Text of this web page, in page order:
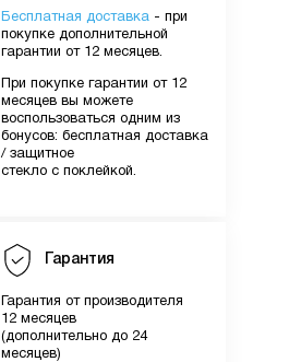
Бесплатная доставка - при
покупке дополнительной
гарантии от 12 месяцев.
При покупке гарантии от 12
месяцев вы можете
воспользоваться одним из
бонусов: бесплатная доставка
/ защитное
стекло с поклейкой.
Гарантия
Гарантия от производителя
12 месяцев
(дополнительно до 24
месяцев)